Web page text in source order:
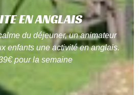
EN ANGLAIS
du déjeuner, un animateur
enfants une activité en anglais.
pour la semaine